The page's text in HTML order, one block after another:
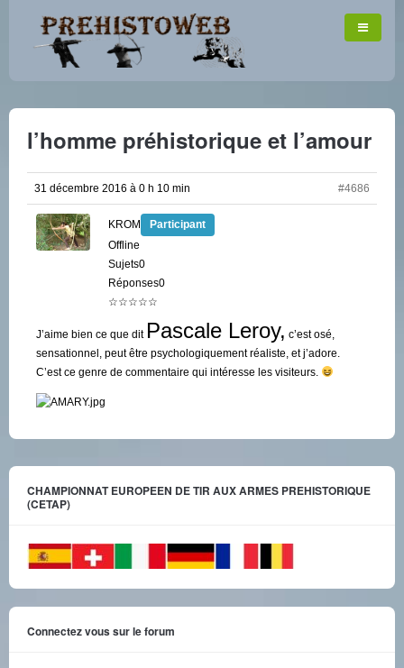
l’homme préhistorique et l’amour
31 décembre 2016 à 0 h 10 min #4686
KROM
Participant
Offline
Sujets0
Réponses0
☆☆☆☆☆
J’aime bien ce que dit Pascale Leroy, c’est osé,
sensationnel, peut être psychologiquement réaliste, et j’adore.
C’est ce genre de commentaire qui intéresse les visiteurs.
CHAMPIONNAT EUROPEEN DE TIR AUX ARMES PREHISTORIQUE
(CETAP)
Connectez vous sur le forum